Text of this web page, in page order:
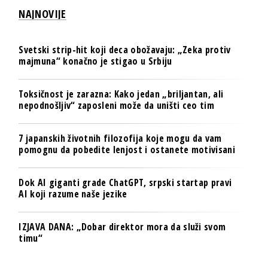
NAJNOVIJE
Svetski strip-hit koji deca obožavaju: „Zeka protiv
majmuna“ konačno je stigao u Srbiju
Toksičnost je zarazna: Kako jedan „briljantan, ali
nepodnošljiv“ zaposleni može da uništi ceo tim
7 japanskih životnih filozofija koje mogu da vam
pomognu da pobedite lenjost i ostanete motivisani
Dok AI giganti grade ChatGPT, srpski startap pravi
AI koji razume naše jezike
IZJAVA DANA: „Dobar direktor mora da služi svom
timu“